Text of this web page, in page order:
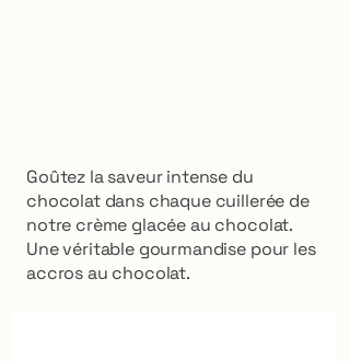
Goûtez la saveur intense du
chocolat dans chaque cuillerée de
notre crème glacée au chocolat.
Une véritable gourmandise pour les
accros au chocolat.